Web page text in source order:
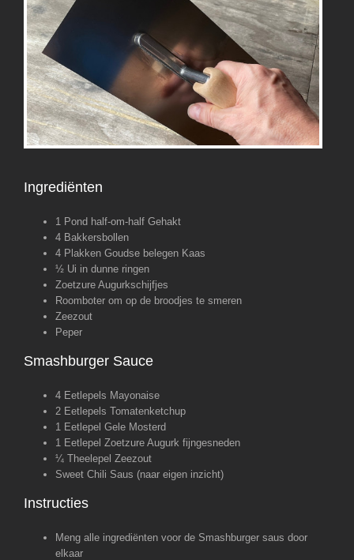
Ingrediënten
1 Pond half-om-half Gehakt
4 Bakkersbollen
4 Plakken Goudse belegen Kaas
½ Ui in dunne ringen
Zoetzure Augurkschijfjes
Roomboter om op de broodjes te smeren
Zeezout
Peper
Smashburger Sauce
4 Eetlepels Mayonaise
2 Eetlepels Tomatenketchup
1 Eetlepel Gele Mosterd
1 Eetlepel Zoetzure Augurk fijngesneden
¼ Theelepel Zeezout
Sweet Chili Saus (naar eigen inzicht)
Instructies
Meng alle ingrediënten voor de Smashburger saus door
elkaar